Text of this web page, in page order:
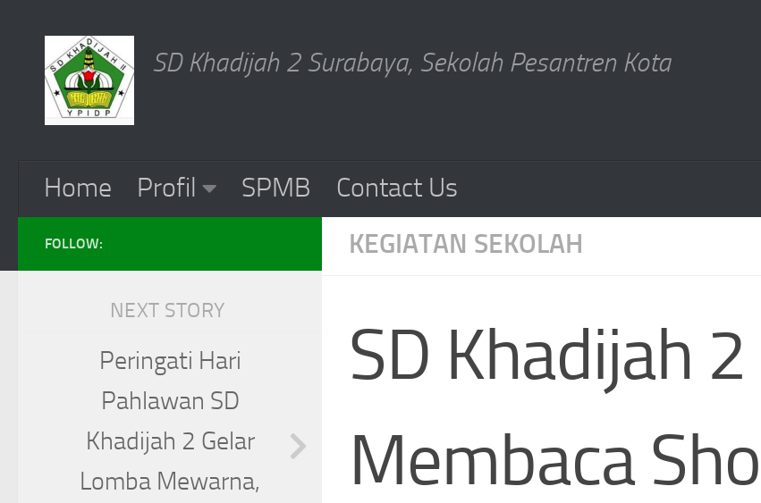
Skip to content
SD Khadijah 2 Surabaya, Sekolah Pesantren Kota
Home Profil SPMB
Contact Us
KEGIATAN SEKOLAH
SD Khadijah
Membaca
FOLLOW:
NEXT STORY
Peringati Hari
Pahlawan SD
Khadijah 2 Gelar
Lomba Mewarna,